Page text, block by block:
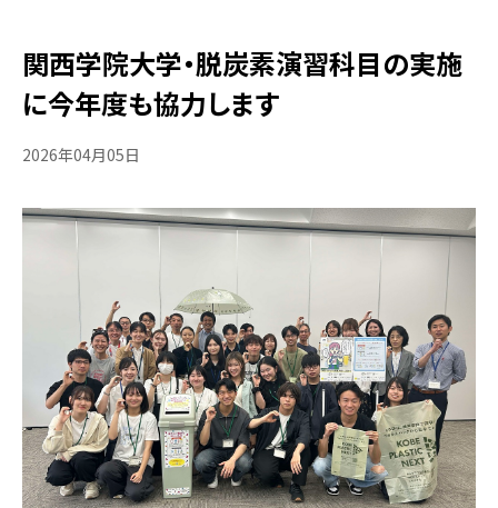
関西学院大学・脱炭素演習科目の実施
に今年度も協力します
2026年04月05日